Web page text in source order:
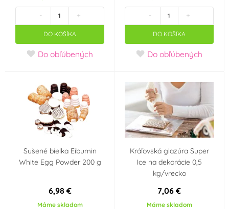
- +
DO KOŠÍKA
Do obľúbených
- +
DO KOŠÍKA
Do obľúbených
Sušené bielka Eibumin
White Egg Powder 200 g
6,98 €
Máme skladom
Kráľovská glazúra Super
Ice na dekorácie 0,5
kg/vrecko
7,06 €
Máme skladom